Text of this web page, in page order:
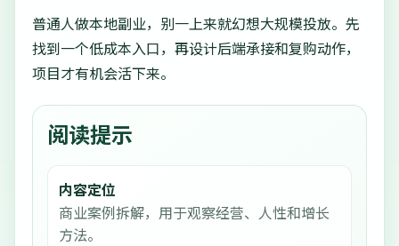
普通人做本地副业，别一上来就幻想大规模投放。先
找到一个低成本入口，再设计后端承接和复购动作，
项目才有机会活下来。
阅读提示
内容定位
商业案例拆解，用于观察经营、人性和增长
方法。